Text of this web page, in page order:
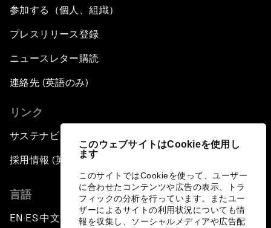
このウェブサイトはCookieを使用し
ます
このサイトではCookieを使って、ユーザー
に合わせたコンテンツや広告の表示、トラ
フィックの分析を行っています。またユー
ザーによるサイトの利用状況についても情
報を収集し、ソーシャルメディアや広告配
参加する（個人、組織）
プレスリリース登録
ニュースレター購読
連絡先 (英語のみ)
リンク
サステナビリティへの取り組み
採用情報 (英語のみ)
言語
EN ▪ ES▪中文▪ 日本語